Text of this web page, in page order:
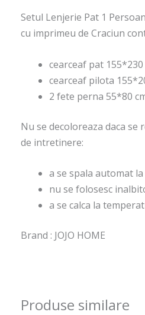
Setul Lenjerie Pat 1
cu imprimeu de Craciun
cearceaf pat 155*230
cearceaf pilota
2 fete perna 55*80
Nu se decoloreaza daca
de intretinere:
a se spala automat la
nu se folosesc
a se calca la
Brand : JOJO HOME
Produse similare